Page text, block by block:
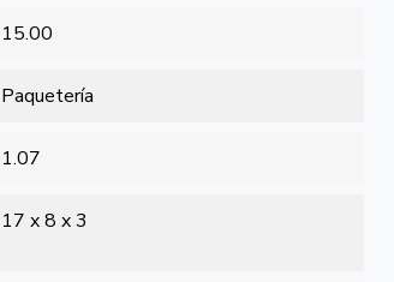
15.00
Paquetería
1.07
17 x 8 x 3